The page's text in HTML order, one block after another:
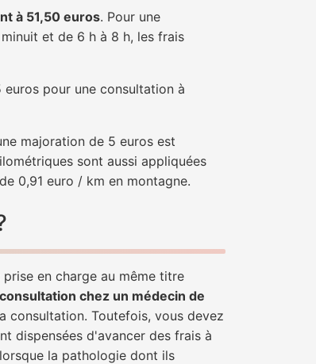
à 51,50 euros. Pour une
et de 6 h à 8 h, les frais
pour une consultation à
majoration de 5 euros est
sont aussi appliquées
0,91 euro / km en montagne.
en charge au même titre
chez un médecin de
consultation. Toutefois, vous devez
dispensées d'avancer des frais à
la pathologie dont ils